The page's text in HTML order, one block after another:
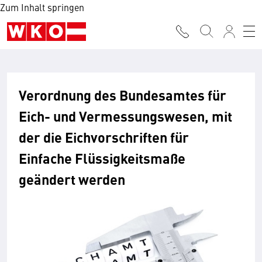
Zum Inhalt springen
Verordnung des Bundesamtes für
Eich- und Vermessungswesen, mit
der die Eichvorschriften für
Einfache Flüssigkeitsmaße
geändert werden